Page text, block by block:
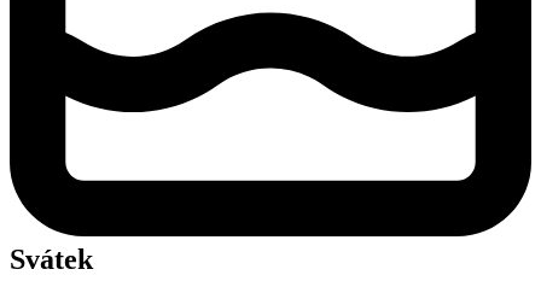
Svátek